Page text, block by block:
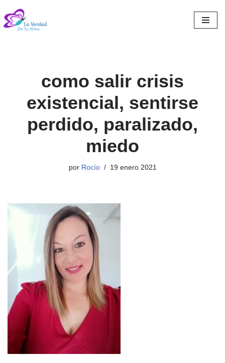
Saltar
como salir crisis
existencial, sentirse
perdido, paralizado,
miedo
por Rocío 19 enero 2021